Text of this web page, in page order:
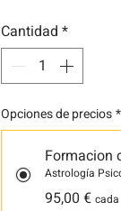
Cantidad *
Opciones de precios*
Formacion
Astrología
95,00 €